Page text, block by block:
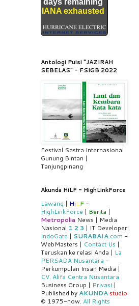
Antologi Puisi "JAZIRAH
SEBELAS" - FSIGB 2022
Festival Sastra Internasional
Gunung Bintan |
Tanjungpinang
Akunda HiLF - HighLinkForce
Lawang | HiLF -
HighLinkForce | Berita |
Metropolia News | Media
Nasional 1 2 3 | IT Developer:
IndoGate | SURABAIA.com -
WebMasters | Contact Us |
Teruskan ke relasi Anda | La
PERSADA Nusantara -
Perkumpulan Insan Media |
CV. Alifa Centra Nusantara
Business Group | Privasi |
Published by AKUNDAstudio
© 1975-now. All Rights